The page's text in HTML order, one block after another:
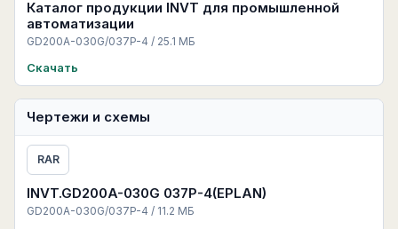
Каталог продукции INVT для промышленной
автоматизации
GD200A-030G/037P-4 / 25.1 МБ
Скачать
Чертежи и схемы
RAR
INVT.GD200A-030G 037P-4(EPLAN)
GD200A-030G/037P-4 / 11.2 МБ